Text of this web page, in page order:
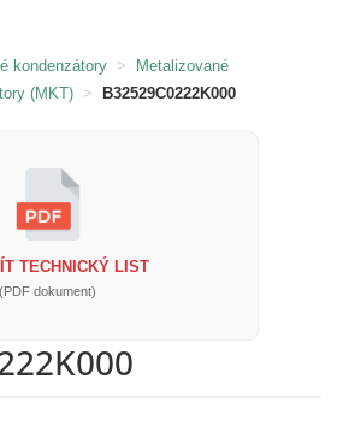
kondenzátory >
Metalizované
(MKT) > B32529C0222K000
TECHNICKÝ LIST
(PDF dokument)